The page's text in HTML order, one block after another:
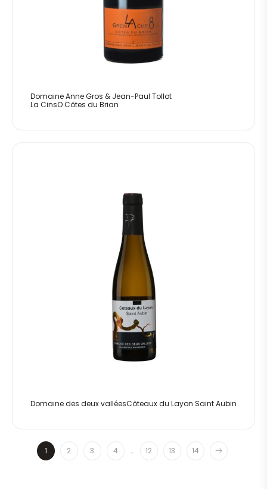
Domaine Anne Gros & Jean-Paul Tollot
La CinsO Côtes du Brian
Domaine des deux valléesCôteaux du Layon Saint Aubin
1 2 3 4 … 12 13 14